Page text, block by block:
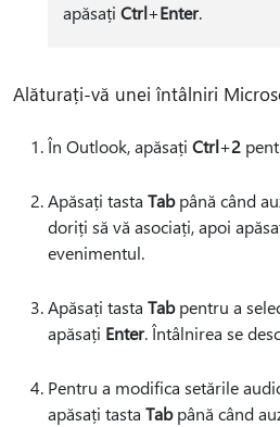
apăsați Ctrl+Enter.
Alăturați-vă unei întâlniri
În Outlook, apăsați Ctrl+2
Apăsați tasta Tabpână când
doriți să vă asociați, apoi
evenimentul.
Apăsați tasta Tabpentru a
apăsați Enter. Întâlnirea se
Pentru a modifica setările
apăsați tasta Tabpână când